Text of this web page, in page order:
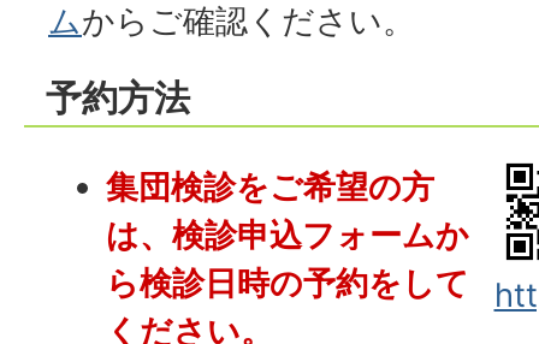
ムからご確認ください。
予約方法
集団検診をご希望の方
は、検診申込フォームか
ら検診日時の予約をして
ください。